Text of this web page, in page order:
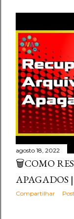
agosto 18, 2022
🗑️COMO
APAGADOS
Compartilhar